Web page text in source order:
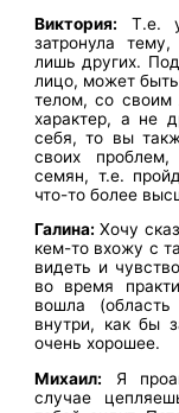
Виктория: Т.е.
затронула
лишь других.
лицо, может
телом, со своим
характер, а не
себя, то вы
своих проблем,
семян, т.е.
что-то более
Галина: Хочу
кем-то вхожу с
видеть и
во время
вошла
внутри, как бы
очень хорошее.
Михаил: Я
случае